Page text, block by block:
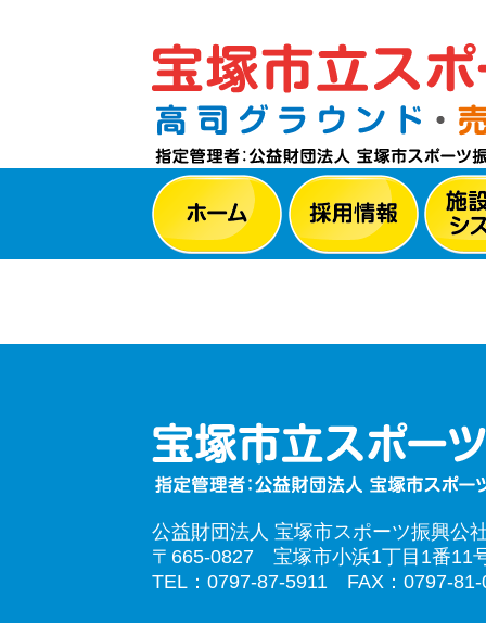
公益財団法人 宝塚市スポーツ振興公
〒665-0827 宝塚市小浜1丁目1番11
TEL：0797-87-5911 FAX：0797-81-